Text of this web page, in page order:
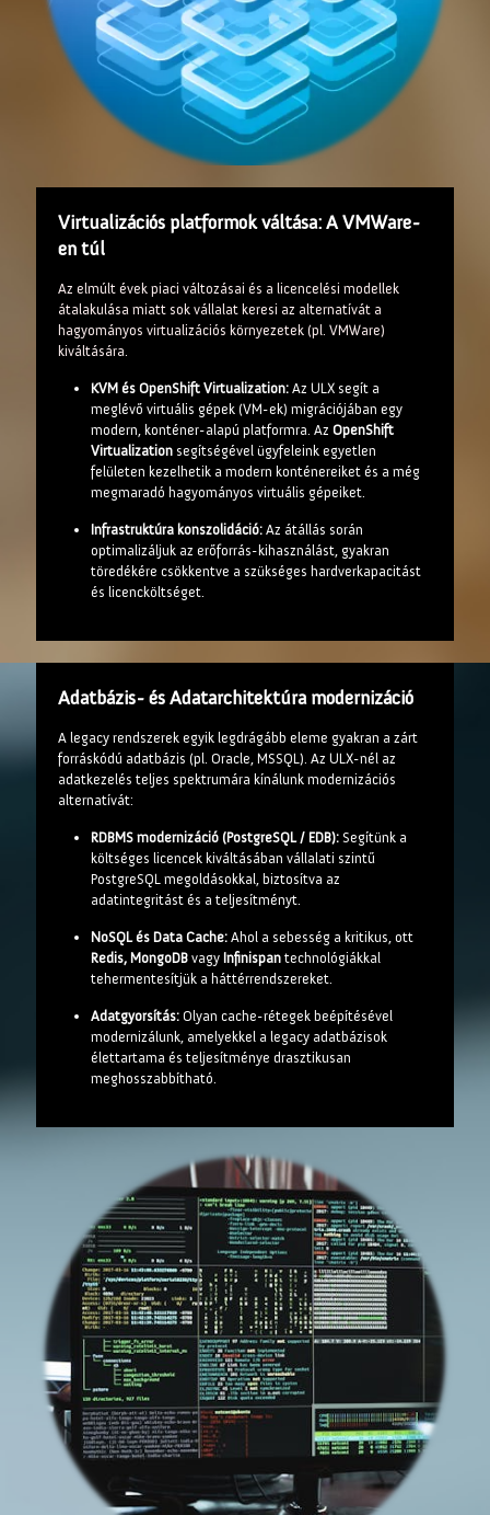
Virtualizációs platformok váltása: A VMWare-
en túl
Az elmúlt évek piaci változásai és a licencelési modellek
átalakulása miatt sok vállalat keresi az alternatívát a
hagyományos virtualizációs környezetek (pl. VMWare)
kiváltására.
KVM és OpenShift Virtualization: Az ULX segít a
meglévő virtuális gépek (VM-ek) migrációjában egy
modern, konténer-alapú platformra. Az OpenShift
Virtualization segítségével ügyfeleink egyetlen
felületen kezelhetik a modern konténereiket és a még
megmaradó hagyományos virtuális gépeiket.
Infrastruktúra konszolidáció: Az átállás során
optimalizáljuk az erőforrás-kihasználást, gyakran
töredékére csökkentve a szükséges hardverkapacitást
és licencköltséget.
Adatbázis- és Adatarchitektúra modernizáció
A legacy rendszerek egyik legdrágább eleme gyakran a zárt
forráskódú adatbázis (pl. Oracle, MSSQL). Az ULX-nél az
adatkezelés teljes spektrumára kínálunk modernizációs
alternatívát:
RDBMS modernizáció (PostgreSQL / EDB): Segítünk a
költséges licencek kiváltásában vállalati szintű
PostgreSQL megoldásokkal, biztosítva az
adatintegritást és a teljesítményt.
NoSQL és Data Cache: Ahol a sebesség a kritikus, ott
Redis, MongoDB vagy Infinispan technológiákkal
tehermentesítjük a háttérrendszereket.
Adatgyorsítás: Olyan cache-rétegek beépítésével
modernizálunk, amelyekkel a legacy adatbázisok
élettartama és teljesítménye drasztikusan
meghosszabbítható.